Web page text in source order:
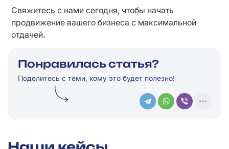
Свяжитесь с нами сегодня, чтобы начать
продвижение вашего бизнеса с максимальной
отдачей.
Понравилась статья?
Поделитесь с теми, кому это будет полезно!